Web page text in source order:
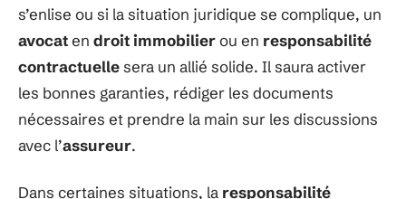
s’enlise ou si la situation juridique se complique, un
avocaten droit immobilierou en responsabilité
contractuellesera un allié solide. Il saura activer
les bonnes garanties, rédiger les documents
nécessaires et prendre la main sur les discussions
avec l’assureur.
Dans certaines situations, la responsabilité